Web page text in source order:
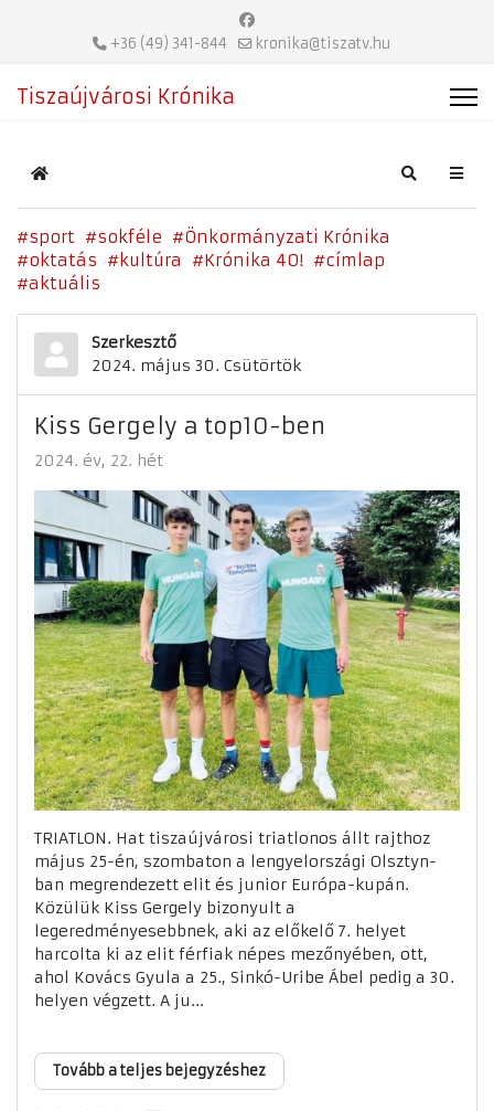
+36 (49) 341-844 kronika@tiszatv.hu
Tiszaújvárosi Krónika
Home Search
sport sokféle
Önkormányzati Krónika
oktatás
kultúra Krónika 40!
címlap
aktuális
Szerkesztő
2024. május 30. Csütörtök
Kiss Gergely a top10-ben
2024. év 22. hét
TRIATLON. Hat tiszaújvárosi triatlonos állt rajthoz
május 25-én, szombaton a lengyelországi Olsztyn-
ban megrendezett elit és junior Európa-kupán.
Közülük Kiss Gergely bizonyult a
legeredményesebbnek, aki az előkelő 7. helyet
harcolta ki az elit férfiak népes mezőnyében, ott,
ahol Kovács Gyula a 25., Sinkó-Uribe Ábel pedig a 30.
helyen végzett. A ju...
Tovább a teljes bejegyzéshez